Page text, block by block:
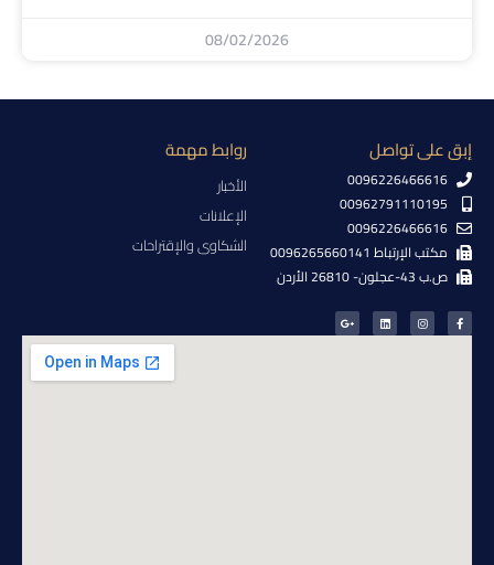
08/02/2026
إبق على تواصل
0096226466616
00962791110195
0096226466616
مكتب الإرتباط 0096265660141
ص.ب 43-عجلون- 26810 الأردن
روابط مهمة
الأخبار
الإعلانات
الشكاوى والإقتراحات